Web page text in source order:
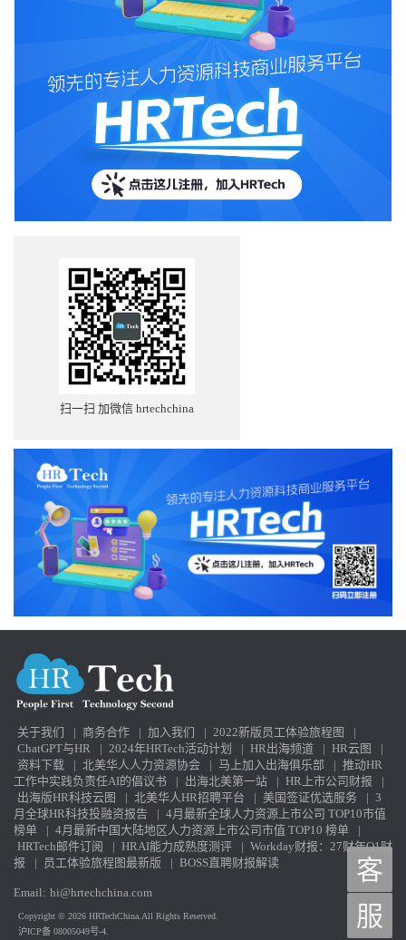
扫一扫 加微信 hrtechchina
关于我们 | 商务合作 | 加入我们 | 2022新版员工体验旅程图
|
ChatGPT与HR
| 2024年HRTech活动计划 | HR出海频道 | HR云图
|
资料下载
| 北美华人人力资源协会 | 马上加入出海俱乐部 | 推动HR
工作中实践负责任AI的倡议书
| 出海北美第一站 | HR上市公司财报
|
出海版HR科技云图
| 北美华人HR招聘平台 | 美国签证优选服务 | 3
月全球HR科技投融资报告
| 4月最新全球人力资源上市公司 TOP10市值
榜单
| 4月最新中国大陆地区人力资源上市公司市值 TOP10 榜单
|
HRTech邮件订阅
| HRAI能力成熟度测评 | Workday财报：27财年Q1财
报
| 员工体验旅程图最新版 | BOSS直聘财报解读
Email: hi@hrtechchina.com
Copyright © 2026 HRTechChina.All Rights Reserved.
沪ICP备 08005049号-4.
客
服